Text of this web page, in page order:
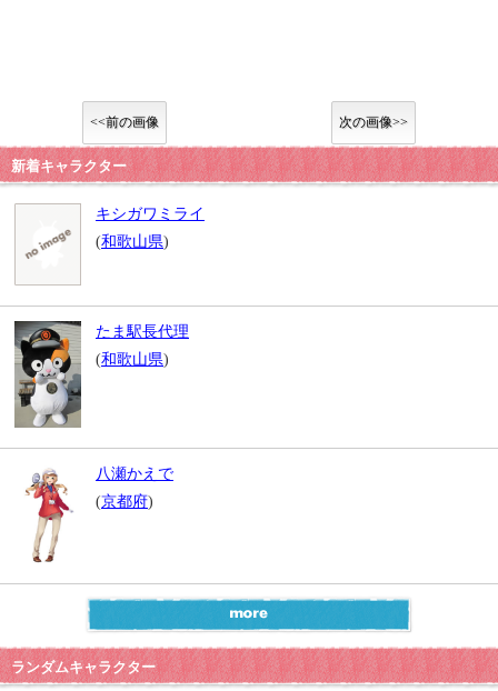
<<前の画像 次の画像>>
新着キャラクター
キシガワミライ
(和歌山県)
たま駅長代理
(和歌山県)
八瀬かえで
(京都府)
ランダムキャラクター